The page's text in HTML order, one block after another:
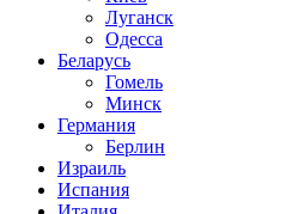
Луганск
Одесса
Беларусь
Гомель
Минск
Германия
Берлин
Израиль
Испания